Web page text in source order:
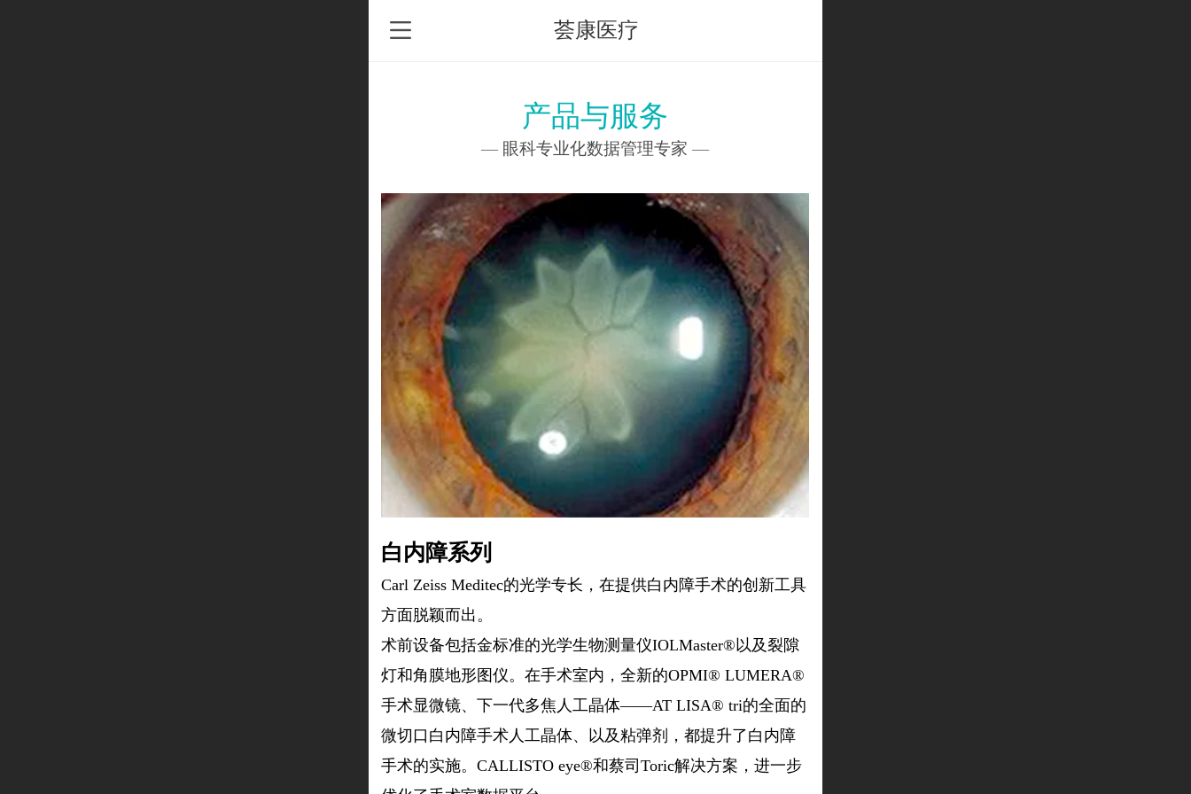
荟康医疗
产品与服务
— 眼科专业化数据管理专家 —
白内障系列
Carl Zeiss Meditec的光学专长，在提供白内障手术的创新工具
方面脱颖而出。
术前设备包括金标准的光学生物测量仪IOLMaster®以及裂隙
灯和角膜地形图仪。在手术室内，全新的OPMI® LUMERA®
手术显微镜、下一代多焦人工晶体——AT LISA® tri的全面的
微切口白内障手术人工晶体、以及粘弹剂，都提升了白内障
手术的实施。CALLISTO eye®和蔡司Toric解决方案，进一步